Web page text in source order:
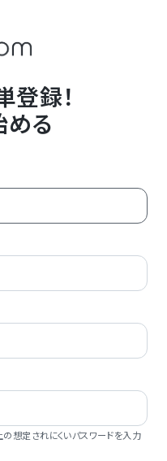
登録！
める
想定されにくいパスワードを入力